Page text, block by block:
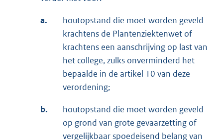
a.
houtopstand die moet worden geveld
krachtens de Plantenziektenwet of
krachtens een aanschrijving op last van
het college, zulks onverminderd het
bepaalde in de artikel 10 van deze
verordening;
b.
houtopstand die moet worden geveld
op grond van grote gevaarzetting of
vergelijkbaar spoedeisend belang van